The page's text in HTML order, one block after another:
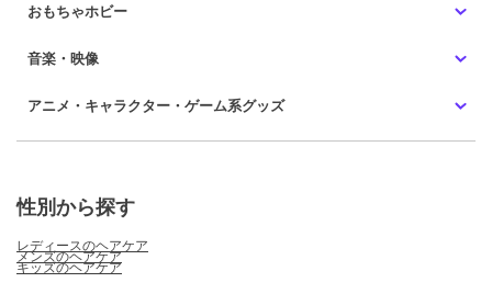
おもちゃホビー
音楽・映像
アニメ・キャラクター・ゲーム系グッズ
性別から探す
レディースのヘアケア
メンズのヘアケア
キッズのヘアケア